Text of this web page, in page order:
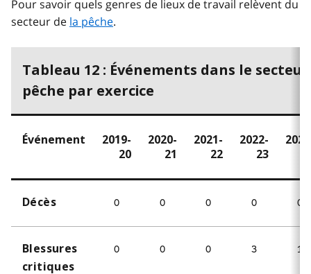
Pour savoir quels genres de lieux de travail relèvent du
secteur de la pêche.
Tableau 12 : Événements dans le
pêche par exercice
Événement
2019-
20
2020-
21
2021-
22
2022-
23
Décès 0 0 0 0 0
Blessures
critiques
0 0 0 3 1